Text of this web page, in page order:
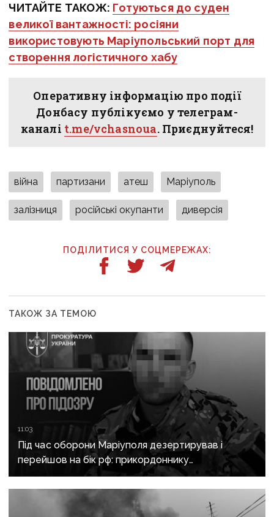
ЧИТАЙТЕ ТАКОЖ: Готуються до суден
великої вантажності: росіяни
використовують Маріупольський порт для
створення логістичного хабу
Оперативну інформацію про події
Донбасу публікуємо у телеграм-
каналі t.me/vchasnoua. Приєднуйтеся!
війна партизани атеш Маріуполь
залізниця російські окупанти диверсія
ПОДІЛИТИСЯ У СОЦМЕРЕЖАХ:
ТАКОЖ ЗА ТЕМОЮ
11:03
Під час оборони Маріуполя дезертирував і
перейшов на бік рф: прикордоннику
з «Азовсталі» повідомили про підозру